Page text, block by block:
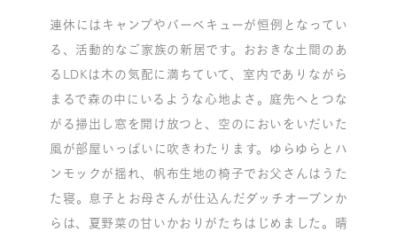
連休にはキャンプやバーベキューが恒例となってい
る、活動的なご家族の新居です。おおきな土間のあ
るLDKは木の気配に満ちていて、室内でありながら
まるで森の中にいるような心地よさ。庭先へとつな
がる掃出し窓を開け放つと、空のにおいをいだいた
風が部屋いっぱいに吹きわたります。ゆらゆらとハ
ンモックが揺れ、帆布生地の椅子でお父さんはうた
た寝。息子とお母さんが仕込んだダッチオーブンか
らは、夏野菜の甘いかおりがたちはじめました。晴